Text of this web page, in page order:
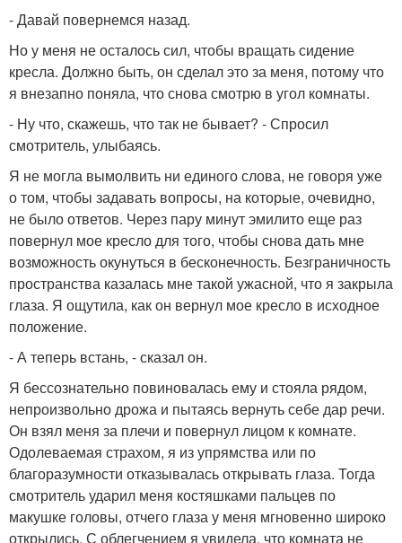
- Давай повернемся назад.
Но у меня не осталось сил, чтобы вращать сидение
кресла. Должно быть, он сделал это за меня, потому что
я внезапно поняла, что снова смотрю в угол комнаты.
- Ну что, скажешь, что так не бывает? - Спросил
смотритель, улыбаясь.
Я не могла вымолвить ни единого слова, не говоря уже
о том, чтобы задавать вопросы, на которые, очевидно,
не было ответов. Через пару минут эмилито еще раз
повернул мое кресло для того, чтобы снова дать мне
возможность окунуться в бесконечность. Безграничность
пространства казалась мне такой ужасной, что я закрыла
глаза. Я ощутила, как он вернул мое кресло в исходное
положение.
- А теперь встань, - сказал он.
Я бессознательно повиновалась ему и стояла рядом,
непроизвольно дрожа и пытаясь вернуть себе дар речи.
Он взял меня за плечи и повернул лицом к комнате.
Одолеваемая страхом, я из упрямства или по
благоразумности отказывалась открывать глаза. Тогда
смотритель ударил меня костяшками пальцев по
макушке головы, отчего глаза у меня мгновенно широко
открылись. С облегчением я увидела, что комната не